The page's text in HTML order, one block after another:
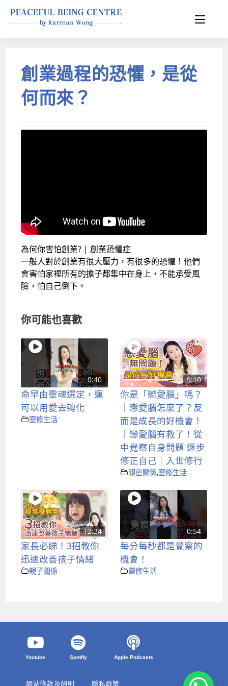
創業過程的恐懼，是從
何而來？
為何你害怕創業? | 創業恐懼症
一般人對於創業有很大壓力，有很多的恐懼！他們
會害怕家裡所有的擔子都集中在身上，不能承受風
險，怕自己倒下。
你可能也喜歡
0:40
命早由靈魂選定，運
可以用愛去轉化
靈修生活
9:10
你是「戀愛腦」嗎？
｜戀愛腦怎麼了？反
而是成長的好機會！
｜戀愛腦有救了！從
中覺察自身問題 逐步
修正自己｜入世修行
親密關係,靈修生活
12:34
家長必睇！3招教你
迅速改善孩子情緒
親子關係
0:54
每分每秒都是覺察的
機會！
靈修生活
Youtube Spotify Apple Podcasts
網站條款及細則 隱私政策